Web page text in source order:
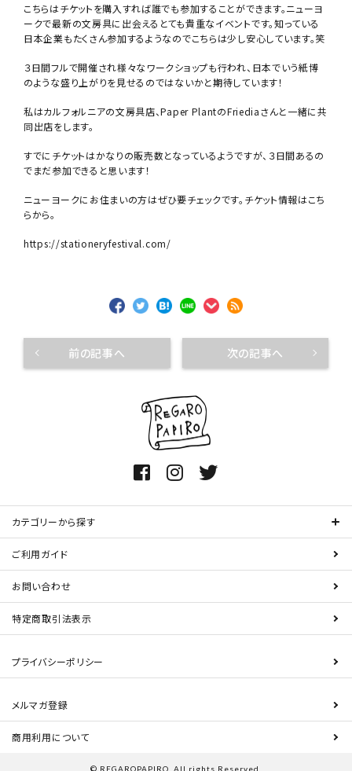
こちらはチケットを購入すれば誰でも参加することができます。ニューヨ
ークで最新の文房具に出会えるとても貴重なイベントです。知っている
日本企業もたくさん参加するようなのでこちらは少し安心しています。笑
３日間フルで開催され様々なワークショップも行われ、日本でいう紙博
のような盛り上がりを見せるのではないかと期待しています！
私はカルフォルニアの文房具店、Paper PlantのFriediaさんと一緒に共
同出店をします。
すでにチケットはかなりの販売数となっているようですが、３日間あるの
でまだ参加できると思います！
ニューヨークにお住まいの方はぜひ要チェックです。チケット情報はこち
らから。
https://stationeryfestival.com/
前の記事へ 次の記事へ
カテゴリーから探す
ご利用ガイド
お問い合わせ
特定商取引法表示
プライバシーポリシー
メルマガ登録
商用利用について
© REGAROPAPIRO. All rights Reserved.